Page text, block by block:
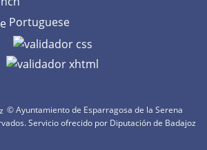
Portuguese
© Ayuntamiento de Esparragosa de la Serena
Servicio ofrecido por Diputación de Badajoz